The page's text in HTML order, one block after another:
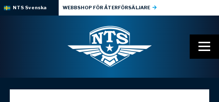
NTS Svenska WEBBSHOP FÖR ÅTERFÖRSÄLJARE